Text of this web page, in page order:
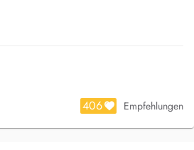
406 Empfehlungen